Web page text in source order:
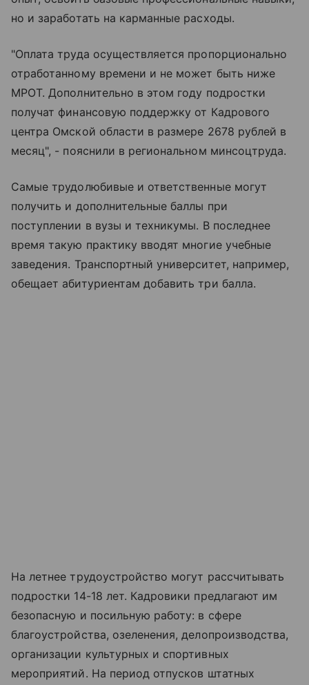
но и заработать на карманные расходы.
"Оплата труда осуществляется пропорционально
отработанному времени и не может быть ниже
МРОТ. Дополнительно в этом году подростки
получат финансовую поддержку от Кадрового
центра Омской области в размере 2678 рублей в
месяц", - пояснили в региональном минсоцтруда.
Самые трудолюбивые и ответственные могут
получить и дополнительные баллы при
поступлении в вузы и техникумы. В последнее
время такую практику вводят многие учебные
заведения. Транспортный университет, например,
обещает абитуриентам добавить три балла.
На летнее трудоустройство могут рассчитывать
подростки 14-18 лет. Кадровики предлагают им
безопасную и посильную работу: в сфере
благоустройства, озеленения, делопроизводства,
организации культурных и спортивных
мероприятий. На период отпусков штатных